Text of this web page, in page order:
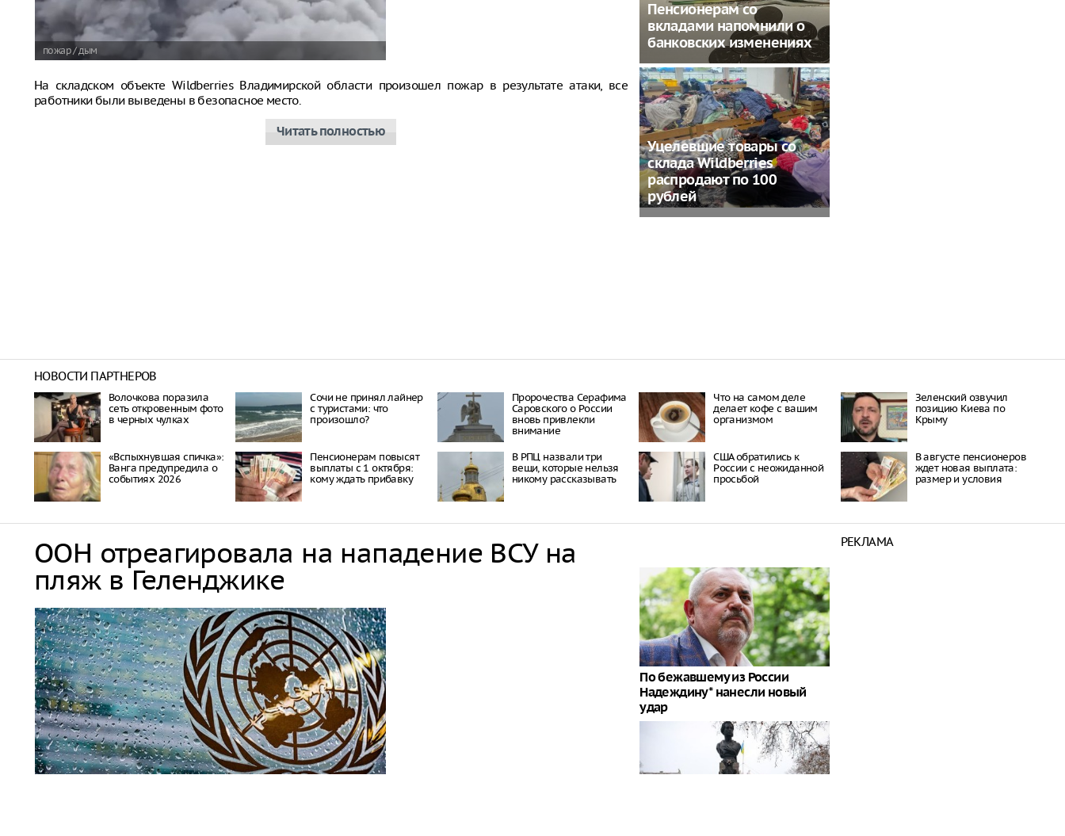
пожар / дым
На складском объекте Wildberries Владимирской области произошел пожар в результате атаки, все
работники были выведены в безопасное место.
Читать полностью
Пенсионерам со
вкладами напомнили о
банковских изменениях
Уцелевшие товары со
склада Wildberries
распродают по 100
рублей
НОВОСТИ ПАРТНЕРОВ
Волочкова поразила
сеть откровенным фото
в черных чулках
Сочи не принял лайнер
с туристами: что
произошло?
Пророчества Серафима
Саровского о России
вновь привлекли
внимание
Что на самом деле
делает кофе с вашим
организмом
Зеленский озвучил
позицию Киева по
Крыму
«Вспыхнувшая спичка»:
Ванга предупредила о
событиях 2026
Пенсионерам повысят
выплаты с 1 октября:
кому ждать прибавку
В РПЦ назвали три
вещи, которые нельзя
никому рассказывать
США обратились к
России с неожиданной
просьбой
В августе пенсионеров
ждет новая выплата:
размер и условия
ООН отреагировала на нападение ВСУ на
пляж в Геленджике
По бежавшему из России
Надеждину* нанесли новый
удар
РЕКЛАМА